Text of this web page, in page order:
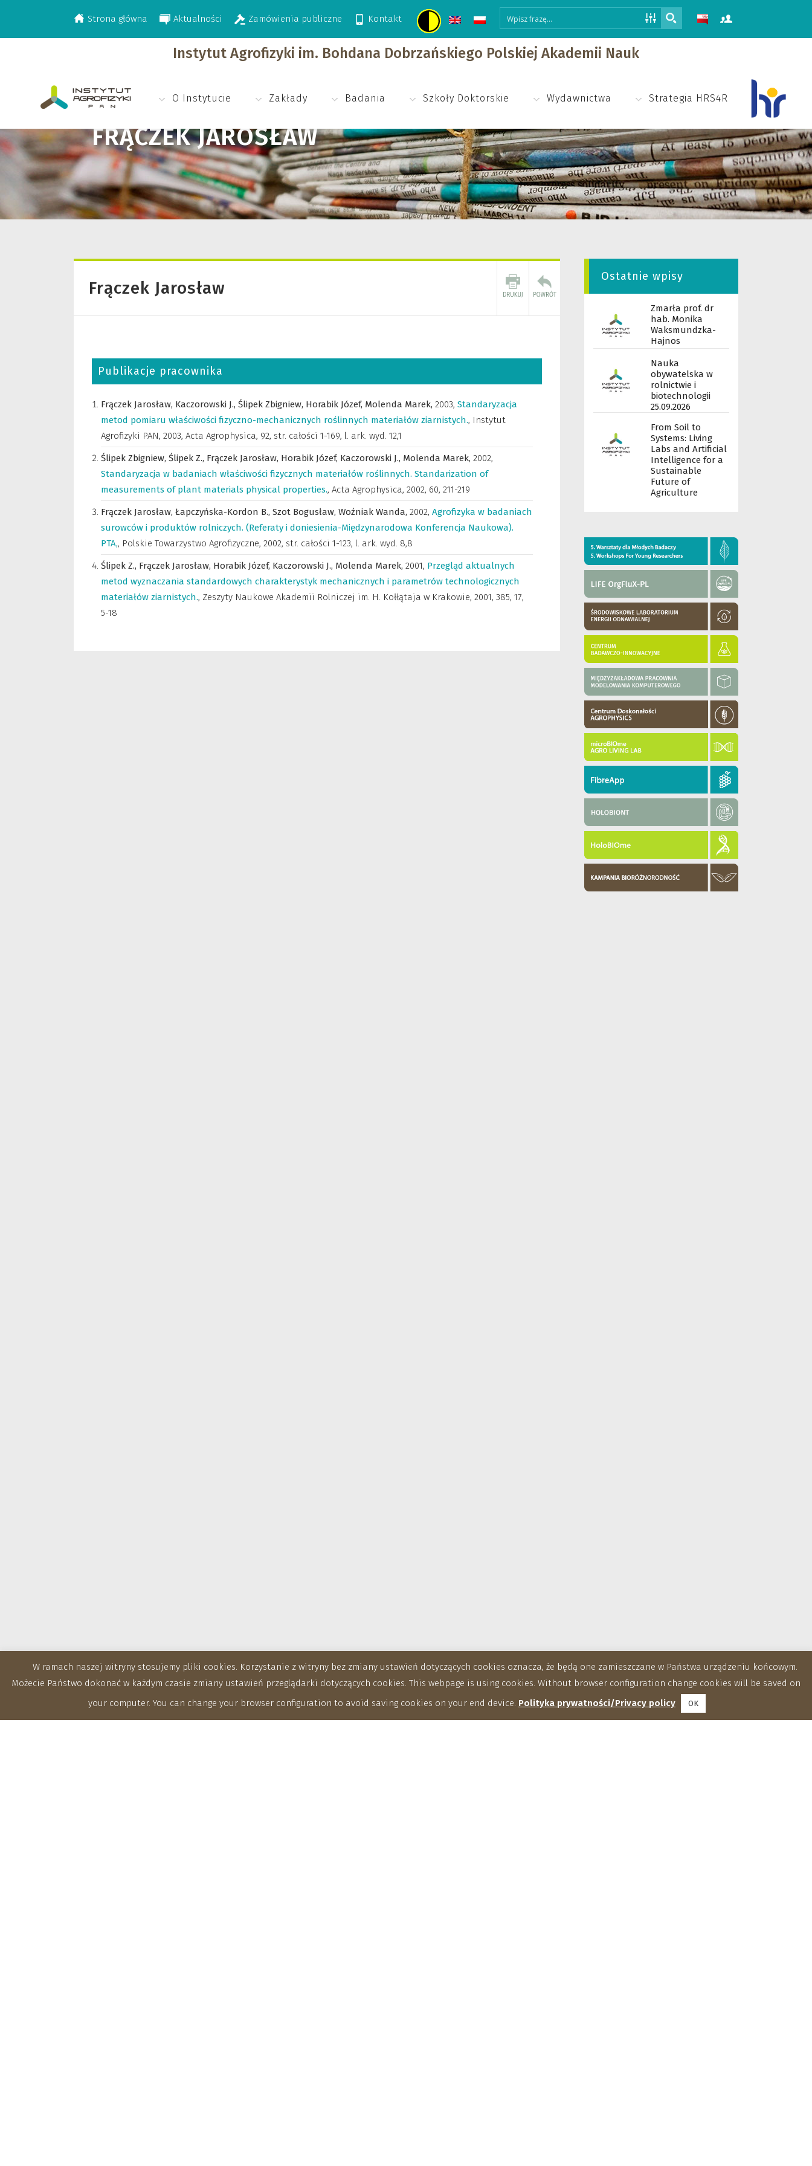
Strona główna Aktualności Zamówienia publiczne Kontakt
Instytut Agrofizyki im. Bohdana Dobrzańskiego Polskiej Akademii Nauk
O Instytucie Zakłady Badania Szkoły Doktorskie Wydawnictwa Strategia HRS4R
FRĄCZEK JAROSŁAW
>Frączek Jarosław
Frączek Jarosław
Publikacje pracownika
Frączek Jarosław, Kaczorowski J., Ślipek Zbigniew, Horabik Józef, Molenda Marek, 2003, Standaryzacja
metod pomiaru właściwości fizyczno-mechanicznych roślinnych materiałów ziarnistych., Instytut
Agrofizyki PAN, 2003, Acta Agrophysica, 92, str. całości 1-169, l. ark. wyd. 12,1
Ślipek Zbigniew, Ślipek Z., Frączek Jarosław, Horabik Józef, Kaczorowski J., Molenda Marek, 2002,
Standaryzacja w badaniach właściwości fizycznych materiałów roślinnych. Standarization of
measurements of plant materials physical properties., Acta Agrophysica, 2002, 60, 211-219
Frączek Jarosław, Łapczyńska-Kordon B., Szot Bogusław, Woźniak Wanda, 2002, Agrofizyka w badaniach
surowców i produktów rolniczych. (Referaty i doniesienia-Międzynarodowa Konferencja Naukowa).
PTA,, Polskie Towarzystwo Agrofizyczne, 2002, str. całości 1-123, l. ark. wyd. 8,8
Ślipek Z., Frączek Jarosław, Horabik Józef, Kaczorowski J., Molenda Marek, 2001, Przegląd aktualnych
metod wyznaczania standardowych charakterystyk mechanicznych i parametrów technologicznych
materiałów ziarnistych., Zeszyty Naukowe Akademii Rolniczej im. H. Kołłątaja w Krakowie, 2001, 385, 17,
5-18
Ostatnie wpisy
Zmarła prof. dr
hab. Monika
Waksmundzka-
Hajnos
Nauka
obywatelska w
rolnictwie i
biotechnologii
25.09.2026
From Soil to
Systems: Living
Labs and Artificial
Intelligence for a
Sustainable
Future of
Agriculture
W ramach naszej witryny stosujemy pliki cookies. Korzystanie z witryny bez zmiany ustawień dotyczących cookies oznacza, że będą one zamieszczane w Państwa urządzeniu końcowym.
Możecie Państwo dokonać w każdym czasie zmiany ustawień przeglądarki dotyczących cookies. This webpage is using cookies. Without browser configuration change cookies will be saved on
your computer. You can change your browser configuration to avoid saving cookies on your end device. Polityka prywatności/Privacy policy OK